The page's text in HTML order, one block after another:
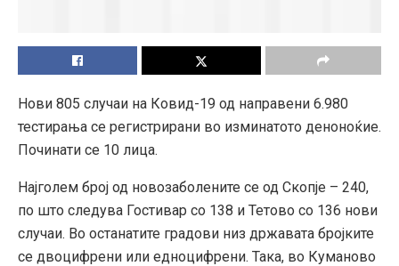
Нови 805 случаи на Ковид-19 од направени 6.980
тестирања се регистрирани во изминатото деноноќие.
Починати се 10 лица.
Најголем број од новозаболените се од Скопје – 240,
по што следува Гостивар со 138 и Тетово со 136 нови
случаи. Во останатите градови низ државата бројките
се двоцифрени или едноцифрени. Така, во Куманово